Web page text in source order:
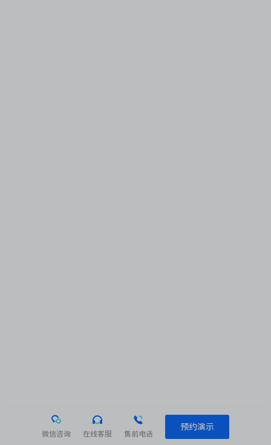
微信咨询 在线客服 售前电话
预约演示